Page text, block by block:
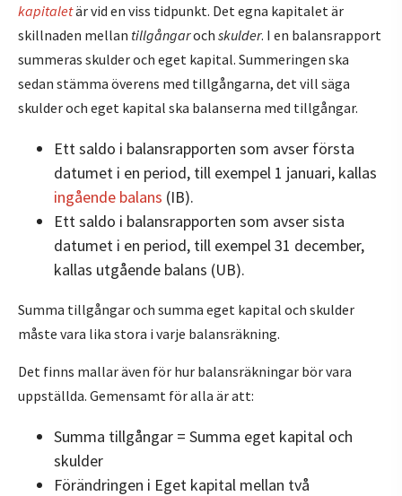
kapitaletär vid en viss tidpunkt. Det egna kapitalet är
skillnaden mellan tillgångaroch skulder. I en balansrapport
summeras skulder och eget kapital. Summeringen ska
sedan stämma överens med tillgångarna, det vill säga
skulder och eget kapital ska balanserna med tillgångar.
Ett saldo i balansrapporten som avser första
datumet i en period, till exempel 1 januari, kallas
ingående balans (IB).
Ett saldo i balansrapporten som avser sista
datumet i en period, till exempel 31 december,
kallas utgående balans (UB).
Summa tillgångar och summa eget kapital och skulder
måste vara lika stora i varje balansräkning.
Det finns mallar även för hur balansräkningar bör vara
uppställda. Gemensamt för alla är att:
Summa tillgångar = Summa eget kapital och
skulder
Förändringen i Eget kapital mellan två